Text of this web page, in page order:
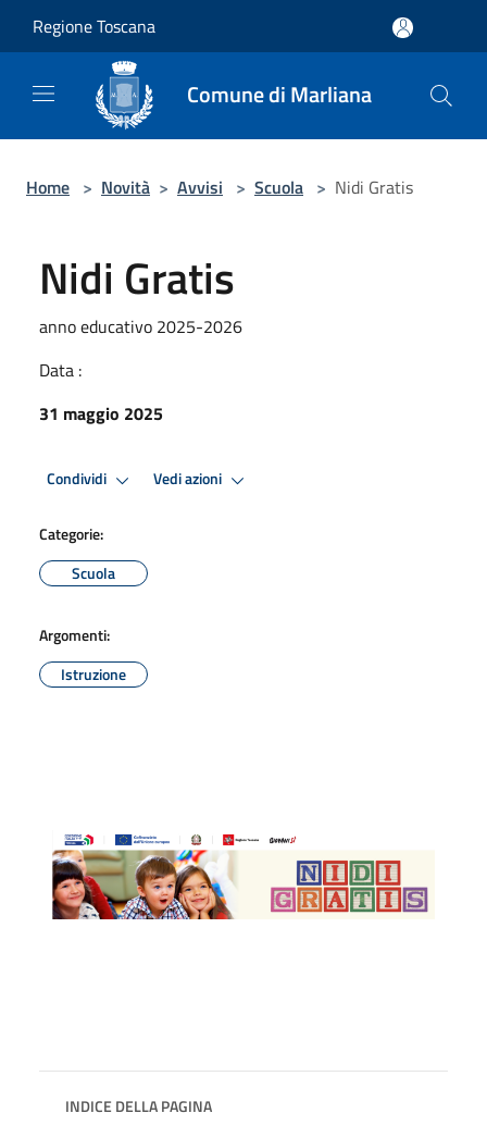
Regione Toscana
Comune di Marliana
Home > Novità > Avvisi > Scuola > Nidi Gratis
Nidi Gratis
anno educativo 2025-2026
Data :
31 maggio 2025
Condividi Vedi azioni
Categorie:
Scuola
Argomenti:
Istruzione
INDICE DELLA PAGINA